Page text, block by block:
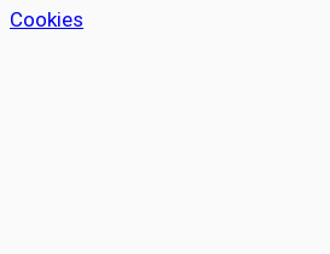
Cookies